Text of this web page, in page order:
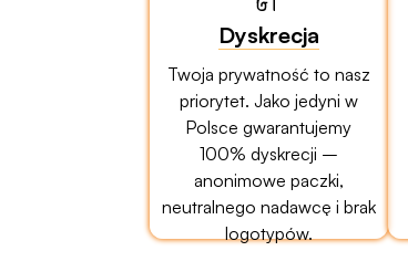
Dyskrecja
Twoja prywatność to nasz
priorytet. Jako jedyni w
Polsce gwarantujemy
100% dyskrecji –
anonimowe paczki,
neutralnego nadawcę i brak
logotypów.